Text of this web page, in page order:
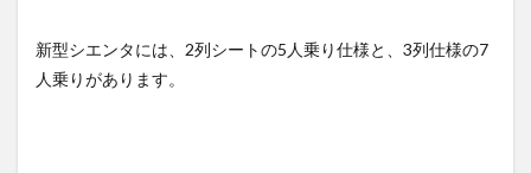
5.2
新型
新型シエンタには、2列シートの5人乗り仕様と、3列仕様の7
人乗りがあります。